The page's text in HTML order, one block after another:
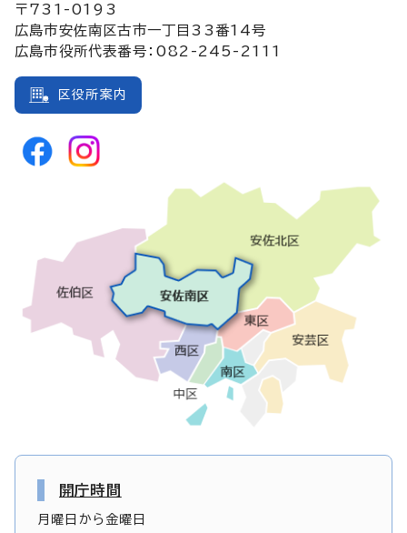
〒731-0193
広島市安佐南区古市一丁目33番14号
広島市役所代表番号：082-245-2111
区役所案内
開庁時間
月曜日から金曜日